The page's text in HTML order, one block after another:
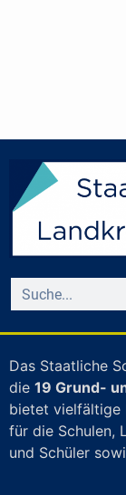
Das Staatliche
die 19 Grund-
bietet vielfältige
für die Schulen,
und Schüler